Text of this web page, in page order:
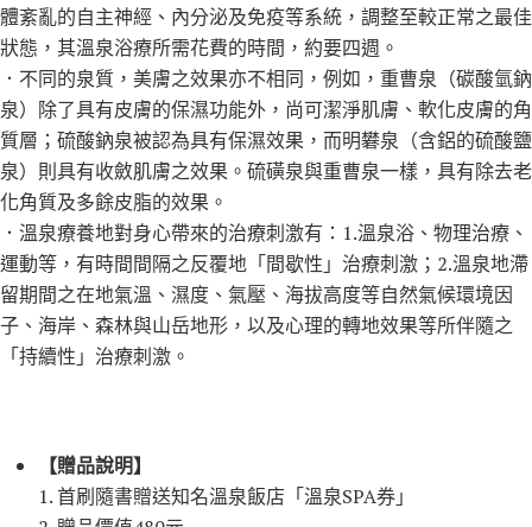
體紊亂的自主神經、內分泌及免疫等系統，調整至較正常之最佳
狀態，其溫泉浴療所需花費的時間，約要四週。
．不同的泉質，美膚之效果亦不相同，例如，重曹泉（碳酸氫鈉
泉）除了具有皮膚的保濕功能外，尚可潔淨肌膚、軟化皮膚的角
質層；硫酸鈉泉被認為具有保濕效果，而明礬泉（含鋁的硫酸鹽
泉）則具有收斂肌膚之效果。硫磺泉與重曹泉一樣，具有除去老
化角質及多餘皮脂的效果。
．溫泉療養地對身心帶來的治療刺激有：1.溫泉浴、物理治療、
運動等，有時間間隔之反覆地「間歇性」治療刺激；2.溫泉地滯
留期間之在地氣溫、濕度、氣壓、海拔高度等自然氣候環境因
子、海岸、森林與山岳地形，以及心理的轉地效果等所伴隨之
「持續性」治療刺激。
【贈品說明】
1. 首刷隨書贈送知名溫泉飯店「溫泉SPA券」